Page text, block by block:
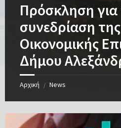
Πρόσκληση
συνεδρίαση της
Οικονομικής
Δήμου
Αρχική / News